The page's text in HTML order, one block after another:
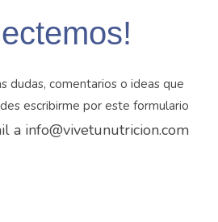
dudas, comentarios o ideas que
escribirme por este formulario
a info@vivetunutricion.com